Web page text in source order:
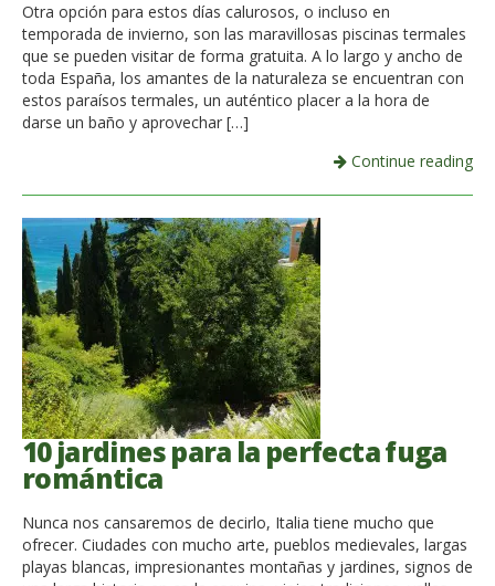
Otra opción para estos días calurosos, o incluso en
temporada de invierno, son las maravillosas piscinas termales
que se pueden visitar de forma gratuita. A lo largo y ancho de
toda España, los amantes de la naturaleza se encuentran con
estos paraísos termales, un auténtico placer a la hora de
darse un baño y aprovechar […]
Continue reading
10 jardines para la perfecta fuga
romántica
Nunca nos cansaremos de decirlo, Italia tiene mucho que
ofrecer. Ciudades con mucho arte, pueblos medievales, largas
playas blancas, impresionantes montañas y jardines, signos de